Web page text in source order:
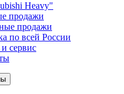
Heavy"
продажи
продажи
по всей России
сервис